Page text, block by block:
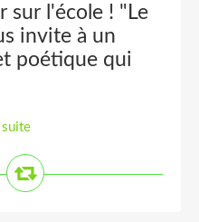
sur l'école ! "Le
invite à un
poétique qui
suite